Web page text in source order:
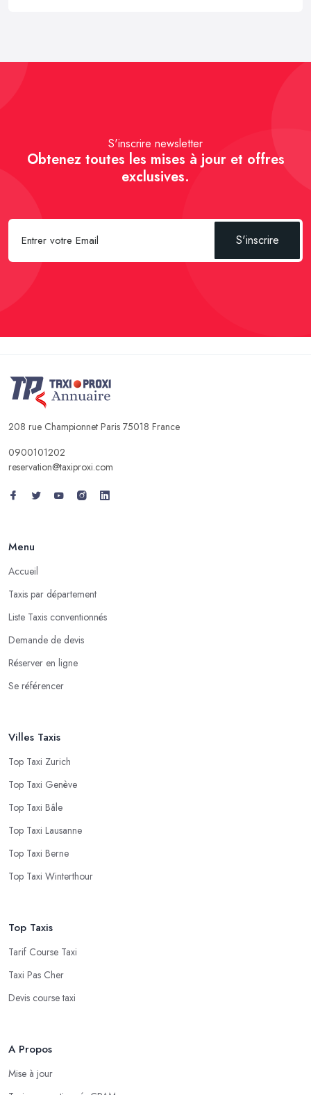
S'inscrire newsletter
Obtenez toutes les mises à jour et offres
exclusives.
S'inscrire
208 rue Championnet Paris 75018 France
0900101202
reservation@taxiproxi.com
Menu
Accueil
Taxis par département
Liste Taxis conventionnés
Demande de devis
Réserver en ligne
Se référencer
Villes Taxis
Top Taxi Zurich
Top Taxi Genève
Top Taxi Bâle
Top Taxi Lausanne
Top Taxi Berne
Top Taxi Winterthour
Top Taxis
Tarif Course Taxi
Taxi Pas Cher
Devis course taxi
A Propos
Mise à jour